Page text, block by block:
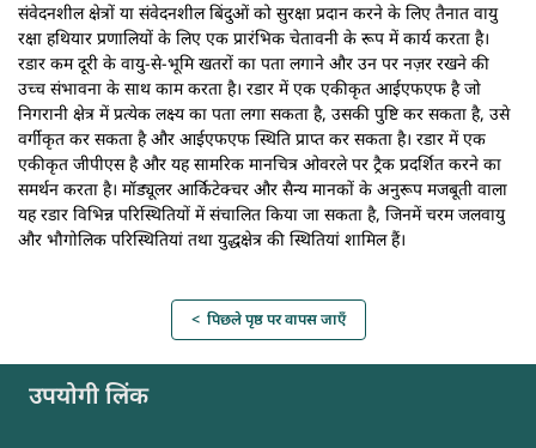
संवेदनशील क्षेत्रों या संवेदनशील बिंदुओं को सुरक्षा प्रदान करने के लिए तैनात वायु
रक्षा हथियार प्रणालियों के लिए एक प्रारंभिक चेतावनी के रूप में कार्य करता है।
रडार कम दूरी के वायु-से-भूमि खतरों का पता लगाने और उन पर नज़र रखने की
उच्च संभावना के साथ काम करता है। रडार में एक एकीकृत आईएफएफ है जो
निगरानी क्षेत्र में प्रत्येक लक्ष्य का पता लगा सकता है, उसकी पुष्टि कर सकता है, उसे
वर्गीकृत कर सकता है और आईएफएफ स्थिति प्राप्त कर सकता है। रडार में एक
एकीकृत जीपीएस है और यह सामरिक मानचित्र ओवरले पर ट्रैक प्रदर्शित करने का
समर्थन करता है। मॉड्यूलर आर्किटेक्चर और सैन्य मानकों के अनुरूप मजबूती वाला
यह रडार विभिन्न परिस्थितियों में संचालित किया जा सकता है, जिनमें चरम जलवायु
और भौगोलिक परिस्थितियां तथा युद्धक्षेत्र की स्थितियां शामिल हैं।
< पिछले पृष्ठ पर वापस जाएँ
उपयोगी लिंक